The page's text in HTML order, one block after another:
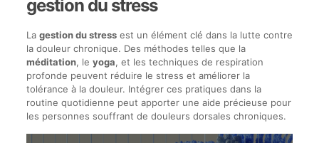
gestion du stress
La gestion du stressest un élément clé dans la lutte contre
la douleur chronique. Des méthodes telles que la
méditation, le yoga, et les techniques de respiration
profonde peuvent réduire le stress et améliorer la
tolérance à la douleur. Intégrer ces pratiques dans la
routine quotidienne peut apporter une aide précieuse pour
les personnes souffrant de douleurs dorsales chroniques.